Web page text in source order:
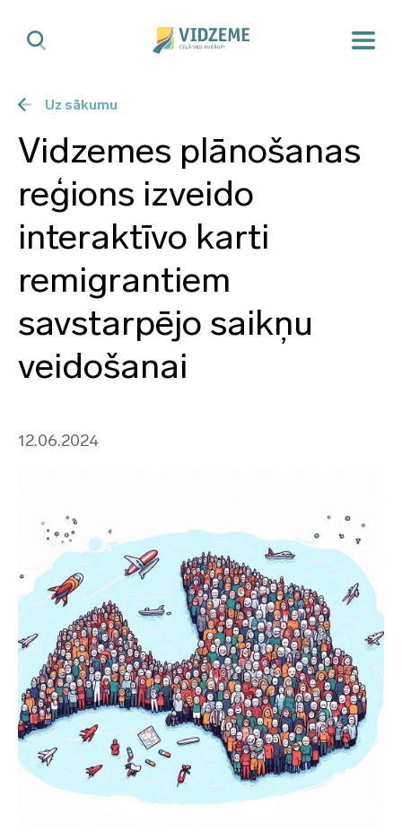
Uz sākumu
Vidzemes plānošanas
reģions izveido
interaktīvo karti
remigrantiem
savstarpējo saikņu
veidošanai
12.06.2024